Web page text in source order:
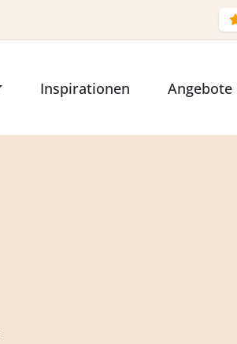
Inspirationen Angebote